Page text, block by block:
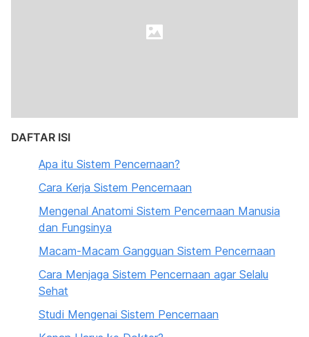
DAFTAR ISI
Apa itu Sistem Pencernaan?
Cara Kerja Sistem Pencernaan
Mengenal Anatomi Sistem Pencernaan Manusia
dan Fungsinya
Macam-Macam Gangguan Sistem Pencernaan
Cara Menjaga Sistem Pencernaan agar Selalu
Sehat
Studi Mengenai Sistem Pencernaan